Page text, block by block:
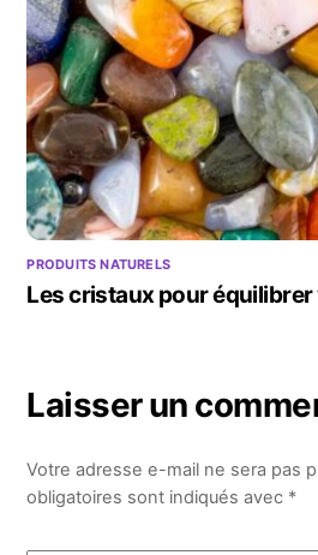
PRODUITS NATURELS
Les cristaux pour
Laisser un
Votre adresse e-mail ne sera pas
obligatoires sont indiqués avec *